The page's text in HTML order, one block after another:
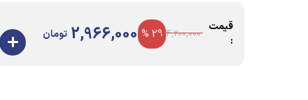
قیمت
:
4,200,000
29 %
2,966,000 تومان